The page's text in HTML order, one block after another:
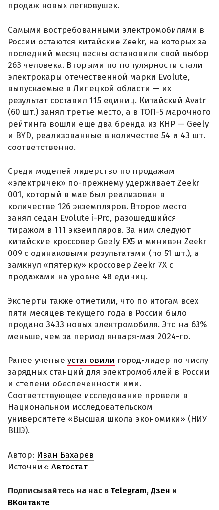
продаж новых легковушек.
Самыми востребованными электромобилями в
России остаются китайские Zeekr, на которых за
последний месяц весны остановили свой выбор
263 человека. Вторыми по популярности стали
электрокары отечественной марки Evolute,
выпускаемые в Липецкой области — их
результат составил 115 единиц. Китайский Avatr
(60 шт.) занял третье место, а в ТОП-5 марочного
рейтинга вошли еще два бренда из КНР — Geely
и BYD, реализованные в количестве 54 и 43 шт.
соответственно.
Среди моделей лидерство по продажам
«электричек» по-прежнему удерживает Zeekr
001, который в мае был реализован в
количестве 126 экземпляров. Второе место
занял седан Evolute i-Pro, разошедшийся
тиражом в 111 экземпляров. За ним следуют
китайские кроссовер Geely EX5 и минивэн Zeekr
009 с одинаковыми результатами (по 51 шт.), а
замкнул «пятерку» кроссовер Zeekr 7X с
продажами на уровне 48 единиц.
Эксперты также отметили, что по итогам всех
пяти месяцев текущего года в России было
продано 3433 новых электромобиля. Это на 63%
меньше, чем за период января-мая 2024-го.
Ранее ученые установили город-лидер по числу
зарядных станций для электромобилей в России
и степени обеспеченности ими.
Соответствующее исследование провели в
Национальном исследовательском
университете «Высшая школа экономики» (НИУ
ВШЭ).
Автор: Иван Бахарев
Источник: Автостат
Подписывайтесь на нас в Telegram,Дзен и
ВКонтакте